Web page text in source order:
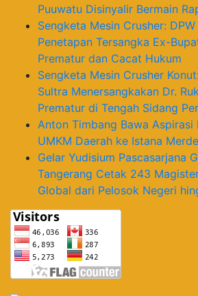
Puuwatu Disinyalir Bermain
Sengketa Mesin Crusher:
Penetapan Tersangka Ex-
Prematur dan Cacat Hukum
Sengketa Mesin Crusher
Sultra Menersangkakan Dr.
Prematur di Tengah Sidang
Anton Timbang Bawa Aspirasi
UMKM Daerah ke Istana
Gelar Yudisium Pascasarjana
Tangerang Cetak 243
Global dari Pelosok Negeri